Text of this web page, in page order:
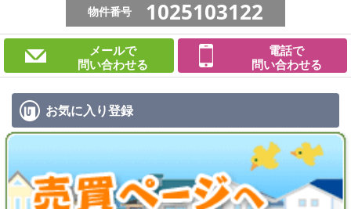
物件番号 1025103122
メールで
問い合わせる
電話で
問い合わせる
お気に入り登録